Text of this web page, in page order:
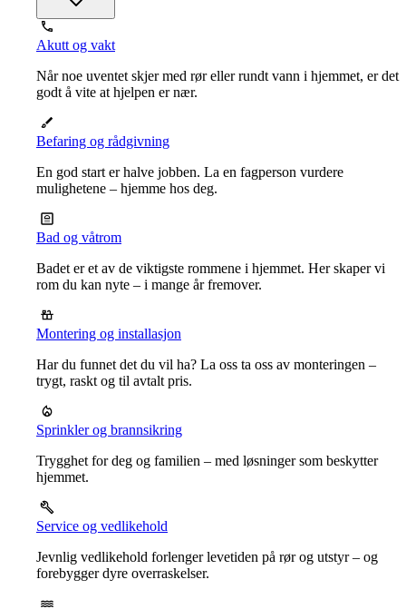
Akutt og vakt
Når noe uventet skjer med rør eller rundt vann i hjemmet, er det
godt å vite at hjelpen er nær.
Befaring og rådgivning
En god start er halve jobben. La en fagperson vurdere
mulighetene – hjemme hos deg.
Bad og våtrom
Badet er et av de viktigste rommene i hjemmet. Her skaper vi
rom du kan nyte – i mange år fremover.
Montering og installasjon
Har du funnet det du vil ha? La oss ta oss av monteringen –
trygt, raskt og til avtalt pris.
Sprinkler og brannsikring
Trygghet for deg og familien – med løsninger som beskytter
hjemmet.
Service og vedlikehold
Jevnlig vedlikehold forlenger levetiden på rør og utstyr – og
forebygger dyre overraskelser.